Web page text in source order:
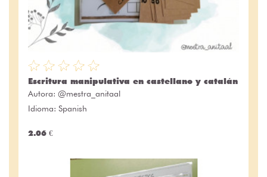
Escritura manipulativa en castellano y catalán
Autora: @mestra_anitaal
Idioma: Spanish
2.06 €